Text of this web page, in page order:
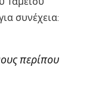
συνέχεια:
περίπου